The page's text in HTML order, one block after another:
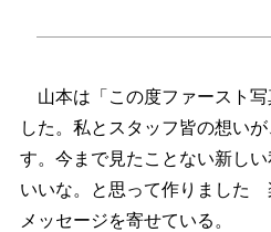
山本は「この度ファースト写
した。私とスタッフ皆の想い
す。今まで見たことない新し
いいな。と思って作りました
メッセージを寄せている。